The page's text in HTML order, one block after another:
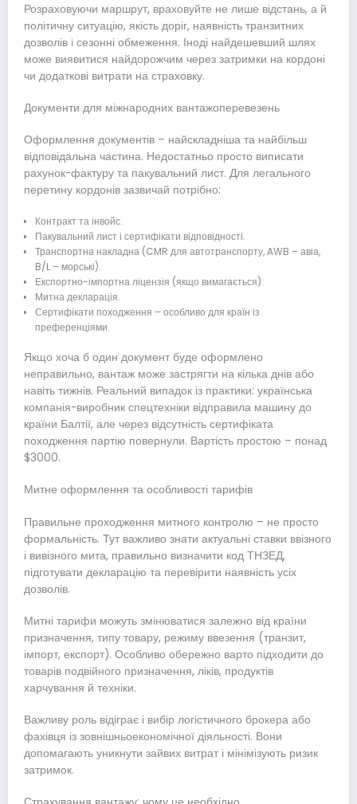
Розраховуючи маршрут, враховуйте не лише відстань, а й
політичну ситуацію, якість доріг, наявність транзитних
дозволів і сезонні обмеження. Іноді найдешевший шлях
може виявитися найдорожчим через затримки на кордоні
чи додаткові витрати на страховку.
Документи для міжнародних вантажоперевезень
Оформлення документів – найскладніша та найбільш
відповідальна частина. Недостатньо просто виписати
рахунок-фактуру та пакувальний лист. Для легального
перетину кордонів зазвичай потрібно:
Контракт та інвойс.
Пакувальний лист і сертифікати відповідності.
Транспортна накладна (CMR для автотранспорту, AWB – авіа,
B/L – морські).
Експортно-імпортна ліцензія (якщо вимагається).
Митна декларація.
Сертифікати походження – особливо для країн із
преференціями.
Якщо хоча б один документ буде оформлено
неправильно, вантаж може застрягти на кілька днів або
навіть тижнів. Реальний випадок із практики: українська
компанія-виробник спецтехніки відправила машину до
країни Балтії, але через відсутність сертифіката
походження партію повернули. Вартість простою – понад
$3000.
Митне оформлення та особливості тарифів
Правильне проходження митного контролю – не просто
формальність. Тут важливо знати актуальні ставки ввізного
і вивізного мита, правильно визначити код ТНЗЕД,
підготувати декларацію та перевірити наявність усіх
дозволів.
Митні тарифи можуть змінюватися залежно від країни
призначення, типу товару, режиму ввезення (транзит,
імпорт, експорт). Особливо обережно варто підходити до
товарів подвійного призначення, ліків, продуктів
харчування й техніки.
Важливу роль відіграє і вибір логістичного брокера або
фахівця із зовнішньоекономічної діяльності. Вони
допомагають уникнути зайвих витрат і мінімізують ризик
затримок.